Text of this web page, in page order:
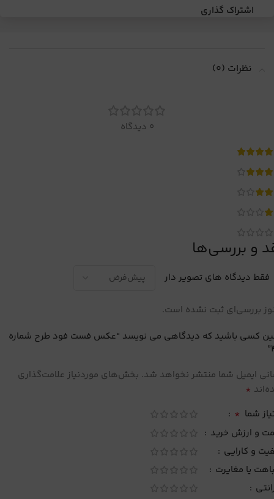
اشتراک گذاری
نظرات (0)
0 دیدگاه
و بررسی‌ها
فقط دیدگاه های تصویر دار
بررسی‌ای ثبت نشده است.
کسی باشید که دیدگاهی می نویسد “عکس فست فود طرح شماره
ایمیل شما منتشر نخواهد شد. بخش‌های موردنیاز علامت‌گذاری
*
شما *
و ارزش خرید
و کارایی
یا مغایرت